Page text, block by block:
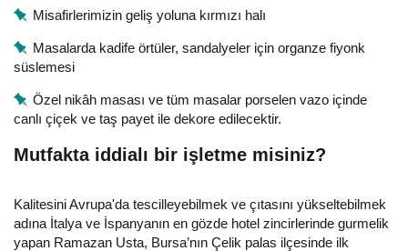
Misafirlerimizin geliş yoluna kırmızı halı
Masalarda kadife örtüler, sandalyeler için organze fiyonk
süslemesi
Özel nikâh masası ve tüm masalar porselen vazo içinde
canlı çiçek ve taş payet ile dekore edilecektir.
Mutfakta iddialı bir işletme misiniz?
Kalitesini Avrupa'da tescilleyebilmek ve çıtasını yükseltebilmek
adına İtalya ve İspanyanın en gözde hotel zincirlerinde gurmelik
yapan Ramazan Usta, Bursa’nın Çelik palas ilçesinde ilk